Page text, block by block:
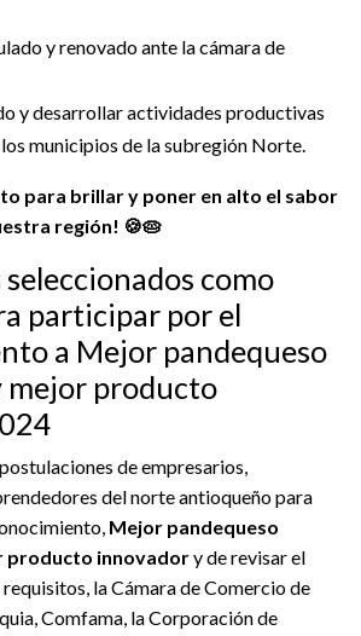
y renovado ante la cámara de
y desarrollar actividades productivas
municipios de la subregión Norte.
para brillar y poner en alto el sabor
región! 🍪🥧
como
participar por el
a Mejor pandequeso
producto
de empresarios,
del norte antioqueño para
Mejor pandequeso
producto innovadory de revisar el
la Cámara de Comercio de
Comfama, la Corporación de